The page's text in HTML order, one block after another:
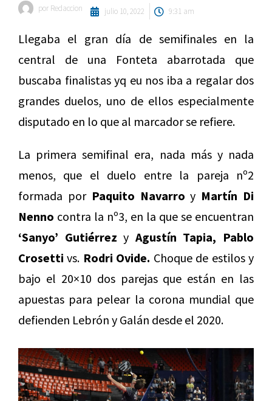
por Redaccion julio 10, 2022 9:31 am
Llegaba el gran día de semifinales en la
central de una Fonteta abarrotada que
buscaba finalistas yq eu nos iba a regalar dos
grandes duelos, uno de ellos especialmente
disputado en lo que al marcador se refiere.
La primera semifinal era, nada más y nada
menos, que el duelo entre la pareja nº2
formada por Paquito Navarro y Martín Di
Nenno contra la nº3, en la que se encuentran
‘Sanyo’ Gutiérrez y Agustín Tapia, Pablo
Crosetti vs. Rodri Ovide. Choque de estilos y
bajo el 20×10 dos parejas que están en las
apuestas para pelear la corona mundial que
defienden Lebrón y Galán desde el 2020.